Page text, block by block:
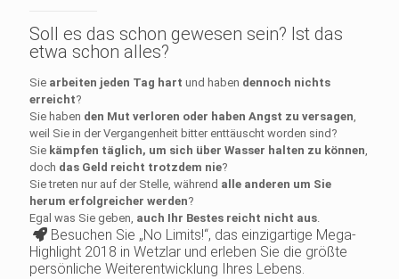
Soll es das schon gewesen sein? Ist das
etwa schon alles?
Sie arbeiten jeden Tag hart und haben dennoch nichts
erreicht?
Sie haben den Mut verloren oder haben Angst zu versagen,
weil Sie in der Vergangenheit bitter enttäuscht worden sind?
Sie kämpfen täglich, um sich über Wasser halten zu können,
doch das Geld reicht trotzdem nie?
Sie treten nur auf der Stelle, während alle anderen um Sie
herum erfolgreicher werden?
Egal was Sie geben, auch Ihr Bestes reicht nicht aus.
Besuchen Sie „No Limits!“, das einzigartige Mega-
Highlight 2018 in Wetzlar und erleben Sie die größte
persönliche Weiterentwicklung Ihres Lebens.